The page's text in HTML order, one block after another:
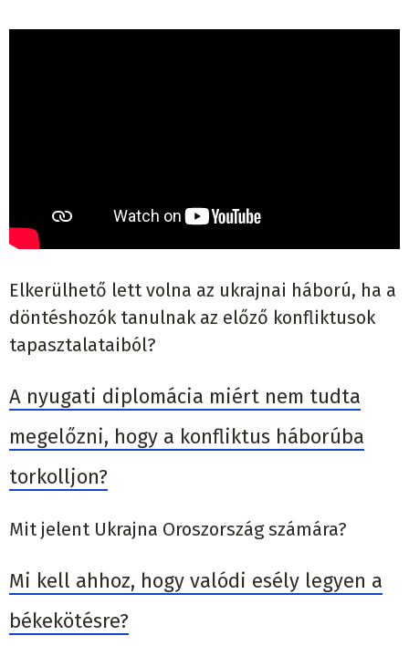
Elkerülhető lett volna az ukrajnai háború, ha a
döntéshozók tanulnak az előző konfliktusok
tapasztalataiból?
A nyugati diplomácia miért nem tudta
megelőzni, hogy a konfliktus háborúba
torkolljon?
Mit jelent Ukrajna Oroszország számára?
Mi kell ahhoz, hogy valódi esély legyen a
békekötésre?